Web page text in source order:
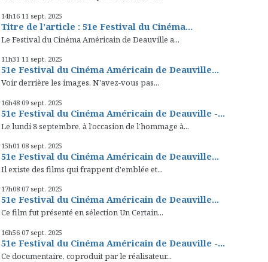
14h16 11 sept. 2025
Titre de l’article : 51e Festival du Cinéma...
Le Festival du Cinéma Américain de Deauville a...
11h31 11 sept. 2025
51e Festival du Cinéma Américain de Deauville...
Voir derrière les images. N'avez-vous pas...
16h48 09 sept. 2025
51e Festival du Cinéma Américain de Deauville -...
Le lundi 8 septembre, à l’occasion de l’hommage à...
15h01 08 sept. 2025
51e Festival du Cinéma Américain de Deauville...
Il existe des films qui frappent d'emblée et...
17h08 07 sept. 2025
51e Festival du Cinéma Américain de Deauville...
Ce film fut présenté en sélection Un Certain...
16h56 07 sept. 2025
51e Festival du Cinéma Américain de Deauville -...
Ce documentaire, coproduit par le réalisateur...